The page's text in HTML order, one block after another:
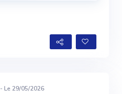
- Le 29/05/2026